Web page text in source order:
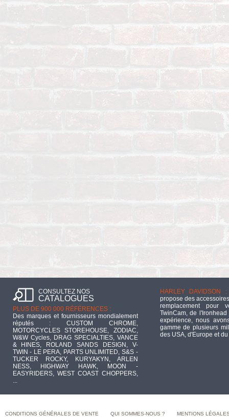
CONSULTEZ NOS
CATALOGUES
PLUS DE 900 000 RÉFÉRENCES :
Des marques et fournisseurs mondialement
réputés : CUSTOM CHROME,
MOTORCYCLES STOREHOUSE, ZODIAC,
W&W Cycles, DRAG SPECIALTIES, VANCE
& HINES, ROLAND SANDS DESIGN, V-
TWIN - LE PERA, PARTS UNLIMITED, S&S -
TUCKER ROCKY, KURYAKYN, ARLEN
NESS, HIGHWAY HAWK, MOON -
EASYRIDERS, WEST COAST CHOPPERS,
HARLEY DAVIDSON :
propose des
remplacement pour
TwinCam, de
expérience, nous
gamme de plusieurs
des USA, d'Europe et
CONDITIONS GÉNÉRALES DE VENTE QUI SOMMES-NOUS ? MENTIONS